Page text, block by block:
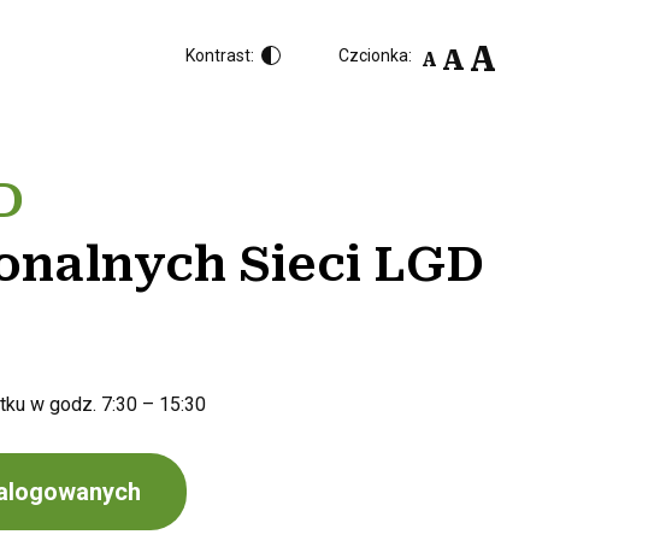
Kontrast: Czcionka: A A A
Sieci LGD
w godz. 7:30 – 15:30